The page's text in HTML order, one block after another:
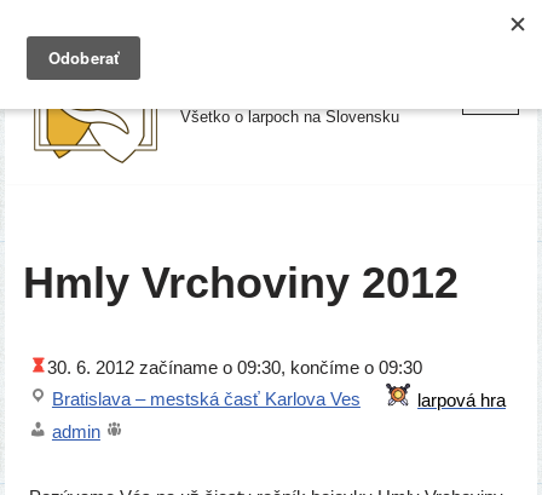
Preskočiť
Všetko o larpoch na Slovensku
Hmly Vrchoviny 2012
30. 6. 2012 začí­na­me o 09:30, kon­čí­me o 09:30
Bratislava – mest­ská časť Karlova Ves
admin